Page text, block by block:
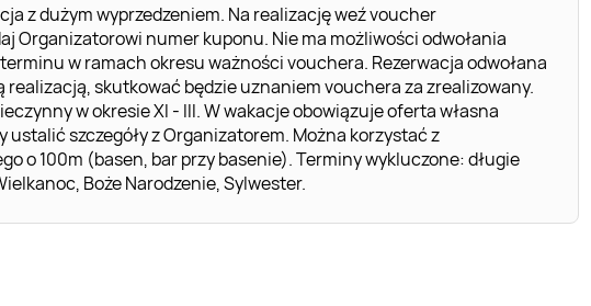
z dużym wyprzedzeniem. Na realizację weź voucher
Organizatorowi numer kuponu. Nie ma możliwości odwołania
w ramach okresu ważności vouchera. Rezerwacja odwołana
realizacją, skutkować będzie uznaniem vouchera za zrealizowany.
w okresie XI - III. W wakacje obowiązuje oferta własna
szczegóły z Organizatorem. Można korzystać z
o 100m (basen, bar przy basenie). Terminy wykluczone: długie
Boże Narodzenie, Sylwester.